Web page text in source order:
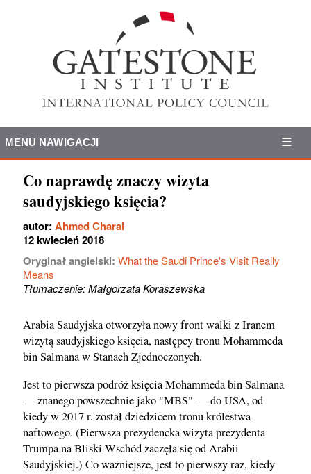
MENU NAWIGACJI
Co naprawdę znaczy wizyta
saudyjskiego księcia?
autor: Ahmed Charai
12 kwiecień 2018
Oryginał angielski: What the Saudi Prince's Visit Really
Means
Tłumaczenie: Małgorzata Koraszewska
Arabia Saudyjska otworzyła nowy front walki z Iranem
wizytą saudyjskiego księcia, następcy tronu Mohammeda
bin Salmana w Stanach Zjednoczonych.
Jest to pierwsza podróż księcia Mohammeda bin Salmana
— znanego powszechnie jako "MBS" — do USA, od
kiedy w 2017 r. został dziedzicem tronu królestwa
naftowego. (Pierwsza prezydencka wizyta prezydenta
Trumpa na Bliski Wschód zaczęła się od Arabii
Saudyjskiej.) Co ważniejsze, jest to pierwszy raz, kiedy